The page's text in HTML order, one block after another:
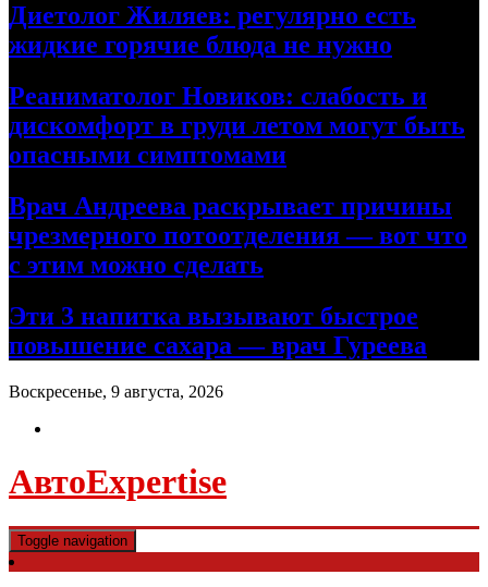
Диетолог Жиляев: регулярно есть
жидкие горячие блюда не нужно
Реаниматолог Новиков: слабость и
дискомфорт в груди летом могут быть
опасными симптомами
Врач Андреева раскрывает причины
чрезмерного потоотделения — вот что
с этим можно сделать
Эти 3 напитка вызывают быстрое
повышение сахара — врач Гуреева
Воскресенье, 9 августа, 2026
АвтоExpertise
Toggle navigation